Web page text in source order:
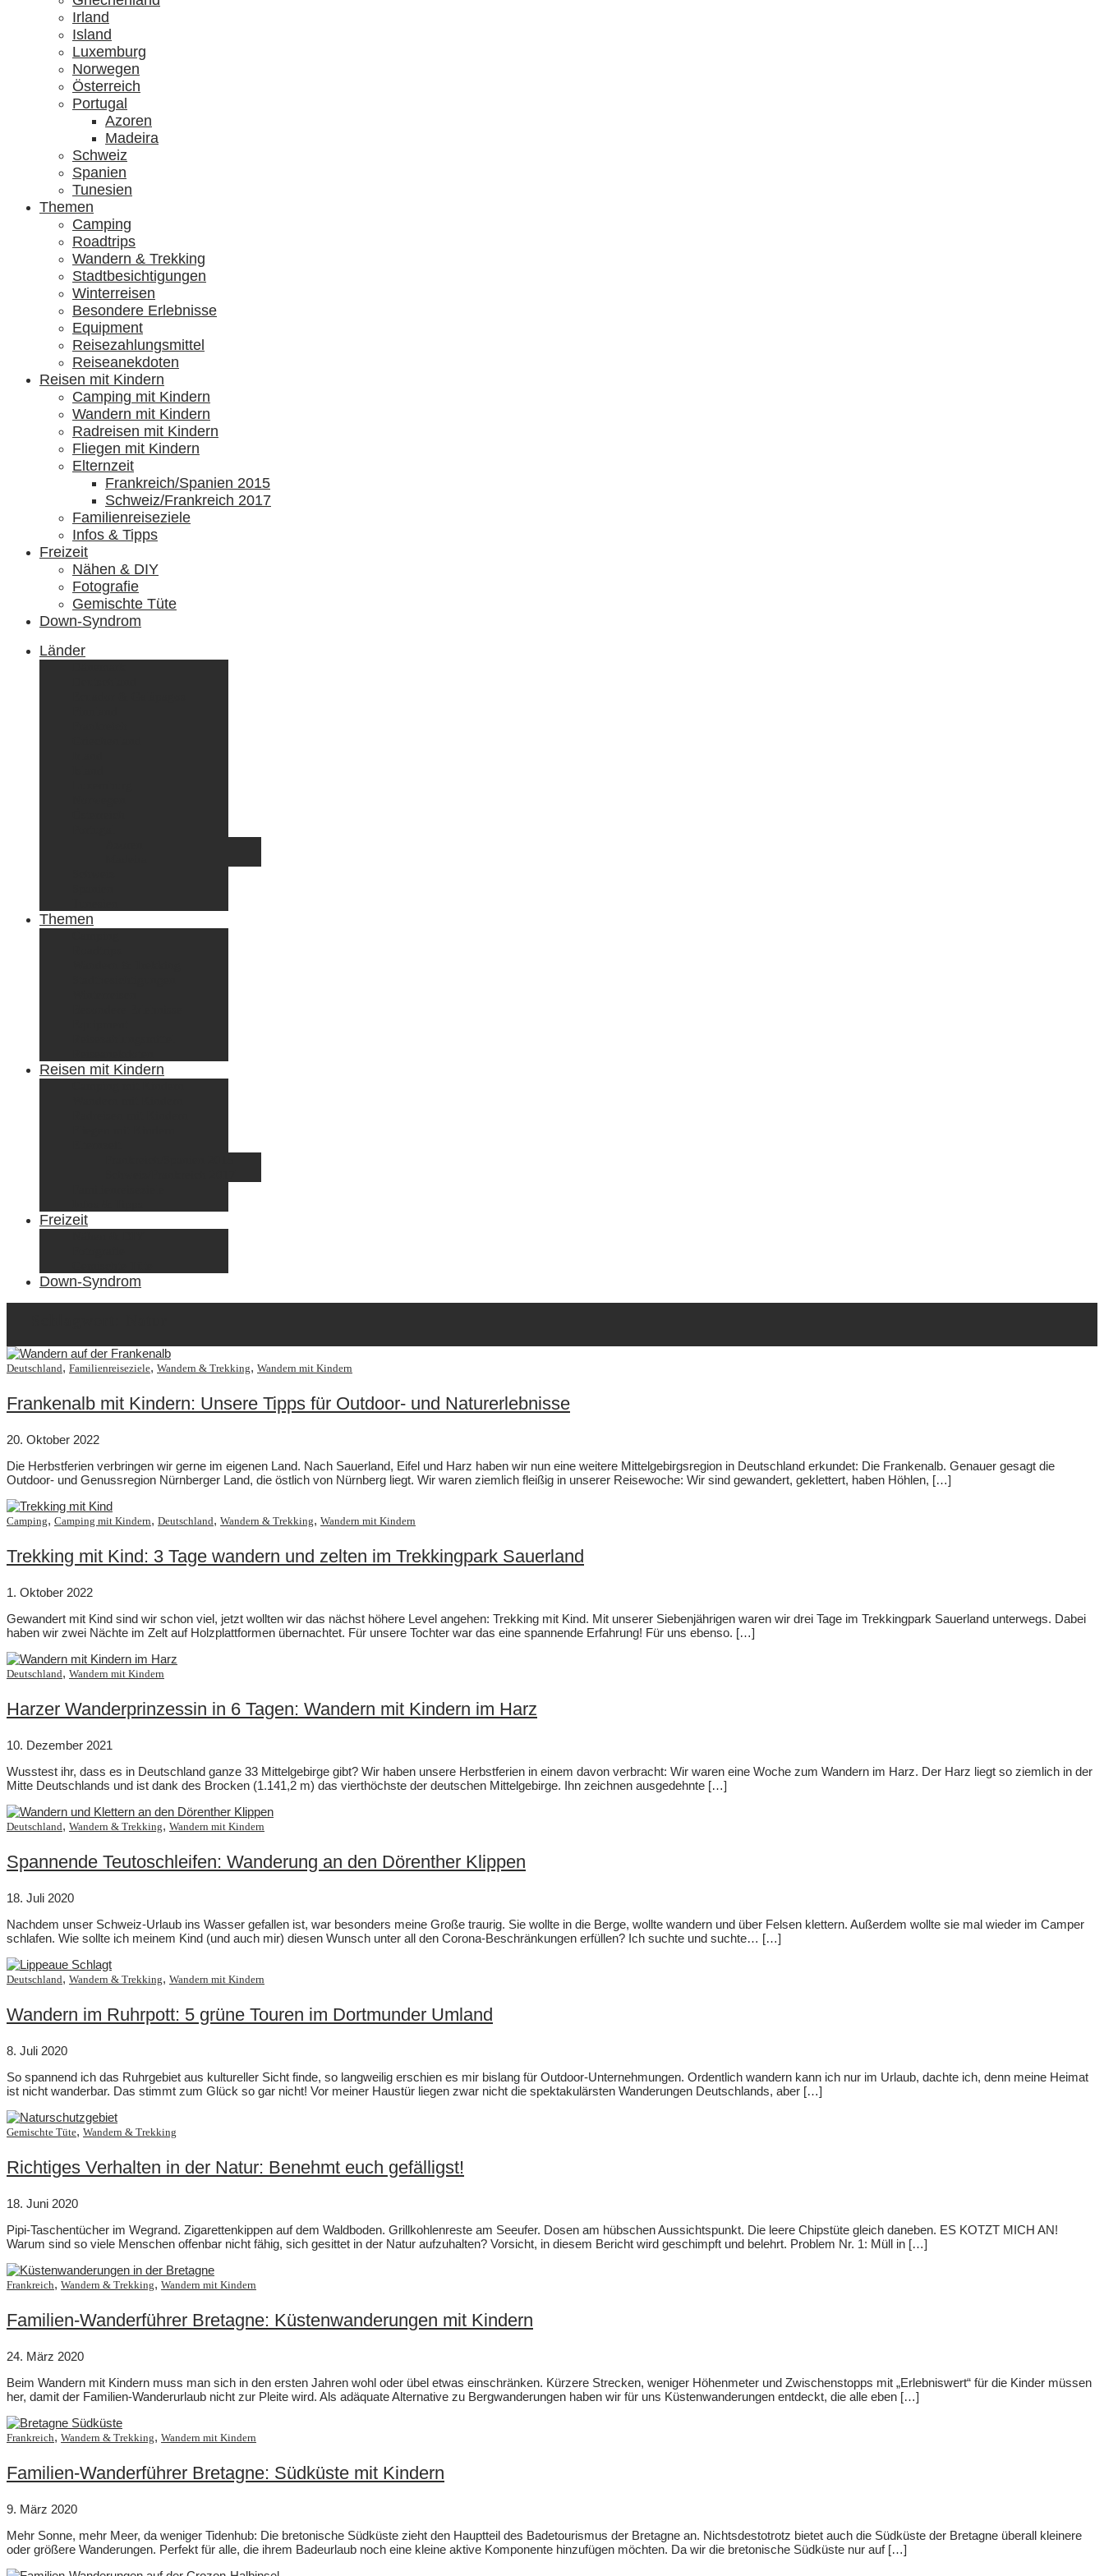
Irland
Island
Luxemburg
Norwegen
Österreich
Portugal
Azoren
Madeira
Schweiz
Spanien
Tunesien
Themen
Camping
Roadtrips
Wandern & Trekking
Stadtbesichtigungen
Winterreisen
Besondere Erlebnisse
Equipment
Reisezahlungsmittel
Reiseanekdoten
Reisen mit Kindern
Camping mit Kindern
Wandern mit Kindern
Radreisen mit Kindern
Fliegen mit Kindern
Elternzeit
Frankreich/Spanien 2015
Schweiz/Frankreich 2017
Familienreiseziele
Infos & Tipps
Freizeit
Nähen & DIY
Fotografie
Gemischte Tüte
Down-Syndrom
Länder
Themen
Reisen mit Kindern
Freizeit
Down-Syndrom
Deutschland, Familienreiseziele, Wandern & Trekking, Wandern mit Kindern
Frankenalb mit Kindern: Unsere Tipps für Outdoor- und Naturerlebnisse
20. Oktober 2022
Die Herbstferien verbringen wir gerne im eigenen Land. Nach Sauerland, Eifel und Harz haben wir nun eine weitere Mittelgebirgsregion in Deutschland erkundet: Die Frankenalb. Genauer gesagt die
Outdoor- und Genussregion Nürnberger Land, die östlich von Nürnberg liegt. Wir waren ziemlich fleißig in unserer Reisewoche: Wir sind gewandert, geklettert, haben Höhlen, […]
Camping, Camping mit Kindern, Deutschland, Wandern & Trekking, Wandern mit Kindern
Trekking mit Kind: 3 Tage wandern und zelten im Trekkingpark Sauerland
1. Oktober 2022
Gewandert mit Kind sind wir schon viel, jetzt wollten wir das nächst höhere Level angehen: Trekking mit Kind. Mit unserer Siebenjährigen waren wir drei Tage im Trekkingpark Sauerland unterwegs. Dabei
haben wir zwei Nächte im Zelt auf Holzplattformen übernachtet. Für unsere Tochter war das eine spannende Erfahrung! Für uns ebenso. […]
Deutschland, Wandern mit Kindern
Harzer Wanderprinzessin in 6 Tagen: Wandern mit Kindern im Harz
10. Dezember 2021
Wusstest ihr, dass es in Deutschland ganze 33 Mittelgebirge gibt? Wir haben unsere Herbstferien in einem davon verbracht: Wir waren eine Woche zum Wandern im Harz. Der Harz liegt so ziemlich in der
Mitte Deutschlands und ist dank des Brocken (1.141,2 m) das vierthöchste der deutschen Mittelgebirge. Ihn zeichnen ausgedehnte […]
Deutschland, Wandern & Trekking, Wandern mit Kindern
Spannende Teutoschleifen: Wanderung an den Dörenther Klippen
18. Juli 2020
Nachdem unser Schweiz-Urlaub ins Wasser gefallen ist, war besonders meine Große traurig. Sie wollte in die Berge, wollte wandern und über Felsen klettern. Außerdem wollte sie mal wieder im Camper
schlafen. Wie sollte ich meinem Kind (und auch mir) diesen Wunsch unter all den Corona-Beschränkungen erfüllen? Ich suchte und suchte… […]
Deutschland, Wandern & Trekking, Wandern mit Kindern
Wandern im Ruhrpott: 5 grüne Touren im Dortmunder Umland
8. Juli 2020
So spannend ich das Ruhrgebiet aus kultureller Sicht finde, so langweilig erschien es mir bislang für Outdoor-Unternehmungen. Ordentlich wandern kann ich nur im Urlaub, dachte ich, denn meine Heimat
ist nicht wanderbar. Das stimmt zum Glück so gar nicht! Vor meiner Haustür liegen zwar nicht die spektakulärsten Wanderungen Deutschlands, aber […]
Gemischte Tüte, Wandern & Trekking
Richtiges Verhalten in der Natur: Benehmt euch gefälligst!
18. Juni 2020
Pipi-Taschentücher im Wegrand. Zigarettenkippen auf dem Waldboden. Grillkohlenreste am Seeufer. Dosen am hübschen Aussichtspunkt. Die leere Chipstüte gleich daneben. ES KOTZT MICH AN!
Warum sind so viele Menschen offenbar nicht fähig, sich gesittet in der Natur aufzuhalten? Vorsicht, in diesem Bericht wird geschimpft und belehrt. Problem Nr. 1: Müll in […]
Frankreich, Wandern & Trekking, Wandern mit Kindern
Familien-Wanderführer Bretagne: Küstenwanderungen mit Kindern
24. März 2020
Beim Wandern mit Kindern muss man sich in den ersten Jahren wohl oder übel etwas einschränken. Kürzere Strecken, weniger Höhenmeter und Zwischenstopps mit „Erlebniswert“ für die Kinder müssen
her, damit der Familien-Wanderurlaub nicht zur Pleite wird. Als adäquate Alternative zu Bergwanderungen haben wir für uns Küstenwanderungen entdeckt, die alle eben […]
Frankreich, Wandern & Trekking, Wandern mit Kindern
Familien-Wanderführer Bretagne: Südküste mit Kindern
9. März 2020
Mehr Sonne, mehr Meer, da weniger Tidenhub: Die bretonische Südküste zieht den Hauptteil des Badetourismus der Bretagne an. Nichtsdestotrotz bietet auch die Südküste der Bretagne überall kleinere
oder größere Wanderungen. Perfekt für alle, die ihrem Badeurlaub noch eine kleine aktive Komponente hinzufügen möchten. Da wir die bretonische Südküste nur auf […]